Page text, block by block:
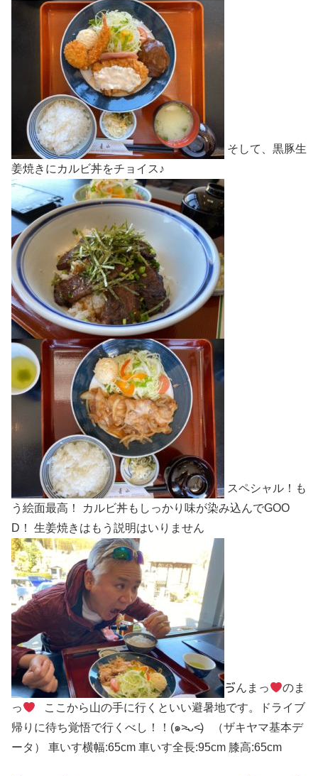
そして、黒豚生
姜焼きにカルビ丼をチョイス♪
スペシャル！も
う絵面最高！ カルビ丼もしっかり味が染み込んでGOO
D！ 生姜焼きはもう説明はいりません
ゔんまっ
のま
っ
ここから山の手に行くといい避暑地です。ドライブ
帰りに待ち覚悟で行くべし！！(๑˃̵ᴗ˂̵) （ザキヤマ基本デ
ータ） 車いす横幅:65cm 車いす全長:95cm 膝高:65cm